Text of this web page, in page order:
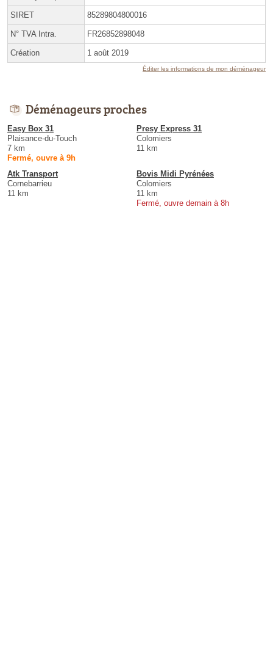
SIRET 85289804800016
N° TVA Intra. FR26852898048
Création 1 août 2019
Éditer les informations de mon déménageur
Déménageurs proches
Easy Box 31
Plaisance-du-Touch
7 km
Fermé, ouvre à 9h
Presy Express 31
Colomiers
11 km
Atk Transport
Cornebarrieu
11 km
Bovis Midi Pyrénées
Colomiers
11 km
Fermé, ouvre demain à 8h